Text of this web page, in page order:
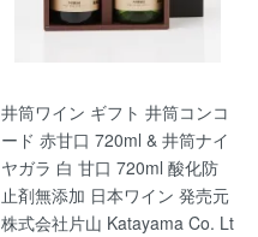
井筒ワイン ギフト 井筒コンコ
ード 赤甘口 720ml & 井筒ナイ
ヤガラ 白 甘口 720ml 酸化防
止剤無添加 日本ワイン 発売元
株式会社片山 Katayama Co. Lt